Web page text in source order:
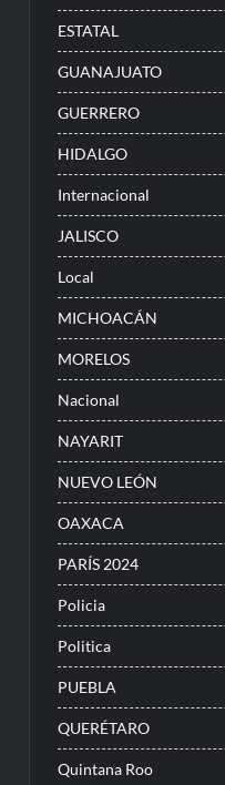
ESTATAL
GUANAJUATO
GUERRERO
HIDALGO
Internacional
JALISCO
Local
MICHOACÁN
MORELOS
Nacional
NAYARIT
NUEVO LEÓN
OAXACA
PARÍS 2024
Policia
Politica
PUEBLA
QUERÉTARO
Quintana Roo